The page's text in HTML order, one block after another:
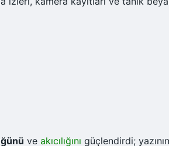
ve akıcılığını güçlendirdi;